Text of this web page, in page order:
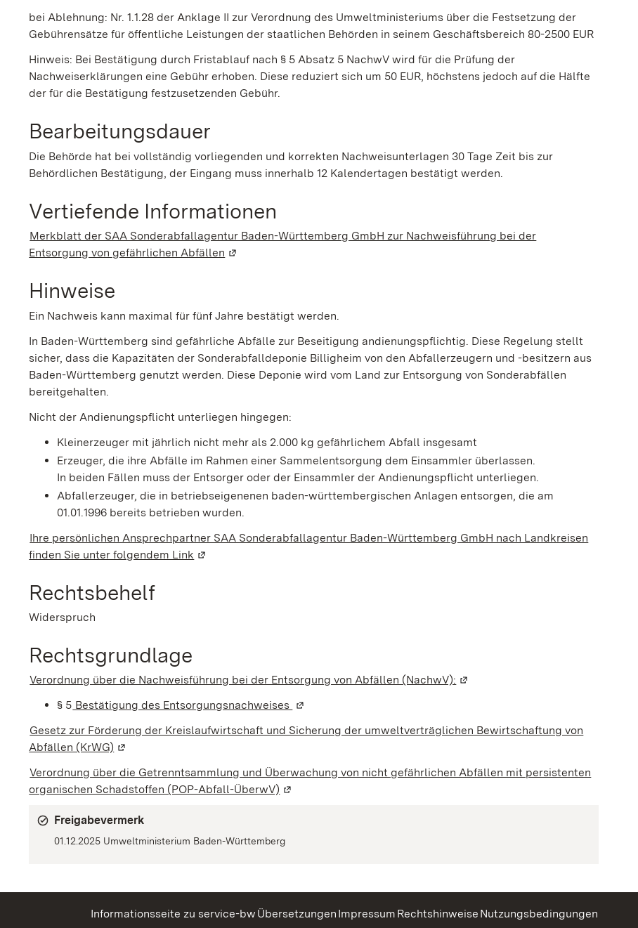
bei Ablehnung: Nr. 1.1.28 der Anklage II zur Verordnung des Umweltministeriums über die Festsetzung der
Gebührensätze für öffentliche Leistungen der staatlichen Behörden in seinem Geschäftsbereich 80-2500 EUR
Hinweis: Bei Bestätigung durch Fristablauf nach § 5 Absatz 5 NachwV wird für die Prüfung der
Nachweiserklärungen eine Gebühr erhoben. Diese reduziert sich um 50 EUR, höchstens jedoch auf die Hälfte
der für die Bestätigung festzusetzenden Gebühr.
Bearbeitungsdauer
Die Behörde hat bei vollständig vorliegenden und korrekten Nachweisunterlagen 30 Tage Zeit bis zur
Behördlichen Bestätigung, der Eingang muss innerhalb 12 Kalendertagen bestätigt werden.
Vertiefende Informationen
Merkblatt der SAA Sonderabfallagentur Baden-Württemberg GmbH zur Nachweisführung bei der
Entsorgung von gefährlichen Abfällen (Wird in einem neuen Fenster geöffnet)
Hinweise
Ein Nachweis kann maximal für fünf Jahre bestätigt werden.
In Baden-Württemberg sind gefährliche Abfälle zur Beseitigung andienungspflichtig. Diese Regelung stellt
sicher, dass die Kapazitäten der Sonderabfalldeponie Billigheim von den Abfallerzeugern und -besitzern aus
Baden-Württemberg genutzt werden. Diese Deponie wird vom Land zur Entsorgung von Sonderabfällen
bereitgehalten.
Nicht der Andienungspflicht unterliegen hingegen:
Kleinerzeuger mit jährlich nicht mehr als 2.000 kg gefährlichem Abfall insgesamt
Erzeuger, die ihre Abfälle im Rahmen einer Sammelentsorgung dem Einsammler überlassen.
In beiden Fällen muss der Entsorger oder der Einsammler der Andienungspflicht unterliegen.
Abfallerzeuger, die in betriebseigenenen baden-württembergischen Anlagen entsorgen, die am
01.01.1996 bereits betrieben wurden.
Ihre persönlichen Ansprechpartner SAA Sonderabfallagentur Baden-Württemberg GmbH nach Landkreisen
finden Sie unter folgendem Link (Wird in einem neuen Fenster geöffnet)
Rechtsbehelf
Widerspruch
Rechtsgrundlage
Verordnung über die Nachweisführung bei der Entsorgung von Abfällen (NachwV): (Wird in einem neuen Fenster
§ 5 Bestätigung des Entsorgungsnachweises (Wird in einem neuen Fenster geöffnet)
Gesetz zur Förderung der Kreislaufwirtschaft und Sicherung der umweltverträglichen Bewirtschaftung von
Abfällen (KrWG) (Wird in einem neuen Fenster geöffnet)
Verordnung über die Getrenntsammlung und Überwachung von nicht gefährlichen Abfällen mit persistenten
organischen Schadstoffen (POP-Abfall-ÜberwV) (Wird in einem neuen Fenster geöffnet)
Freigabevermerk
01.12.2025 Umweltministerium Baden-Württemberg
Informationsseite zu service-bw Übersetzungen Impressum Rechtshinweise Nutzungsbedingungen